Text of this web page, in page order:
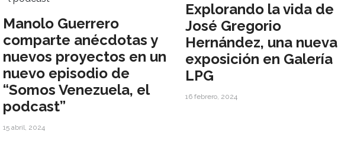
Manolo Guerrero
comparte anécdotas y
nuevos proyectos en un
nuevo episodio de
“Somos Venezuela, el
podcast”
15 abril, 2024
Explorando la vida de
José Gregorio
Hernández, una nueva
exposición en Galería
LPG
16 febrero, 2024